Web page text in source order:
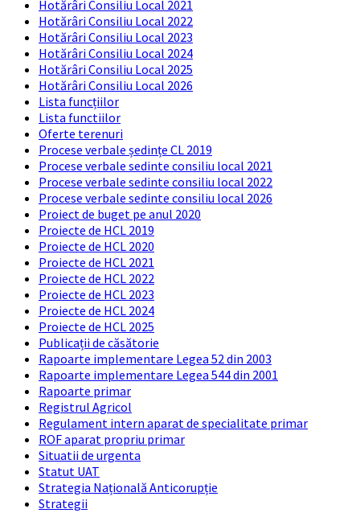
Hotărâri Consiliu Local 2021
Hotărâri Consiliu Local 2022
Hotărâri Consiliu Local 2023
Hotărâri Consiliu Local 2024
Hotărâri Consiliu Local 2025
Hotărâri Consiliu Local 2026
Lista funcțiilor
Lista functiilor
Oferte terenuri
Procese verbale ședințe CL 2019
Procese verbale sedinte consiliu local 2021
Procese verbale sedinte consiliu local 2022
Procese verbale sedinte consiliu local 2026
Proiect de buget pe anul 2020
Proiecte de HCL 2019
Proiecte de HCL 2020
Proiecte de HCL 2021
Proiecte de HCL 2022
Proiecte de HCL 2023
Proiecte de HCL 2024
Proiecte de HCL 2025
Publicații de căsătorie
Rapoarte implementare Legea 52 din 2003
Rapoarte implementare Legea 544 din 2001
Rapoarte primar
Registrul Agricol
Regulament intern aparat de specialitate primar
ROF aparat propriu primar
Situatii de urgenta
Statut UAT
Strategia Națională Anticorupție
Strategii